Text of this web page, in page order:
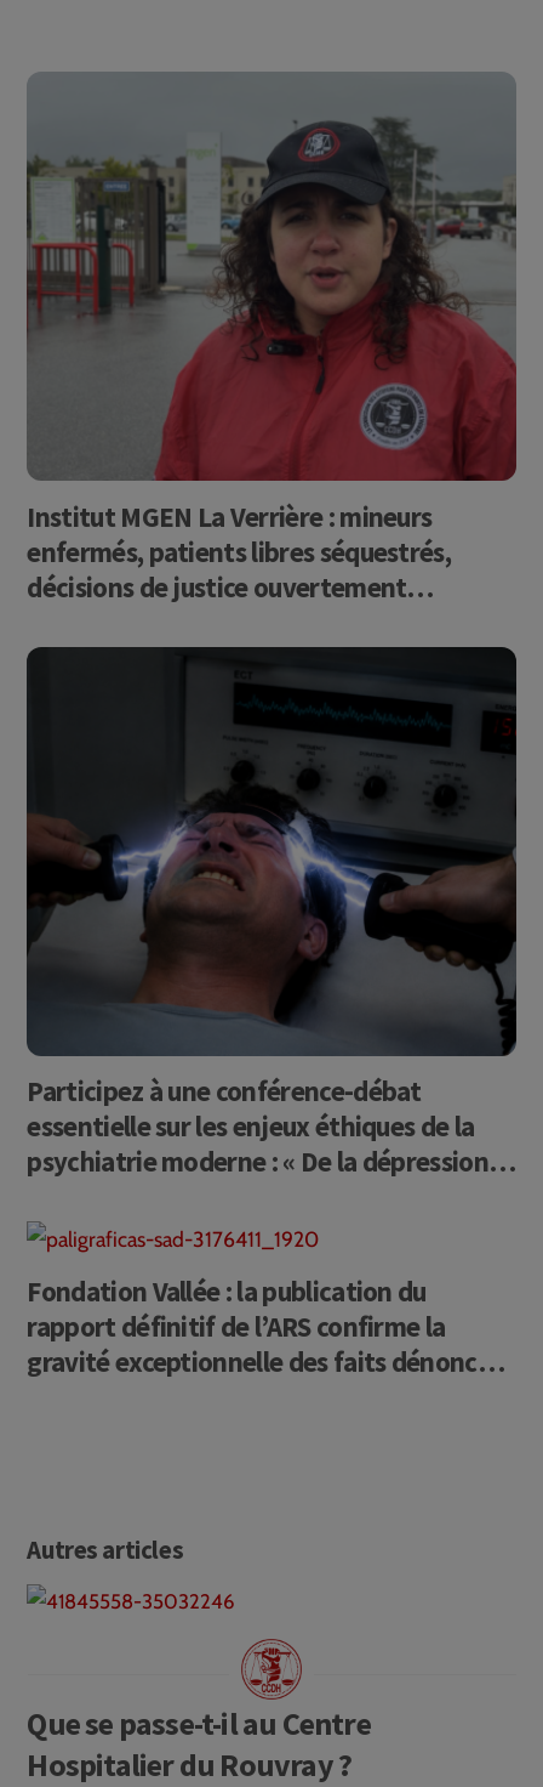
Institut MGEN La Verrière : mineurs
enfermés, patients libres séquestrés,
décisions de justice ouvertement
Participez à une conférence-débat
essentielle sur les enjeux éthiques de la
psychiatrie moderne : « De la dépression
éthiques ? ».
Fondation Vallée : la publication du
rapport définitif de l’ARS confirme la
gravité exceptionnelle des faits dénoncés
Autres articles
Que se passe-t-il au Centre
Hospitalier du Rouvray ?